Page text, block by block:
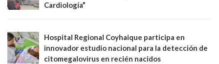
Cardiología”
Hospital Regional Coyhaique participa en
innovador estudio nacional para la detección de
citomegalovirus en recién nacidos